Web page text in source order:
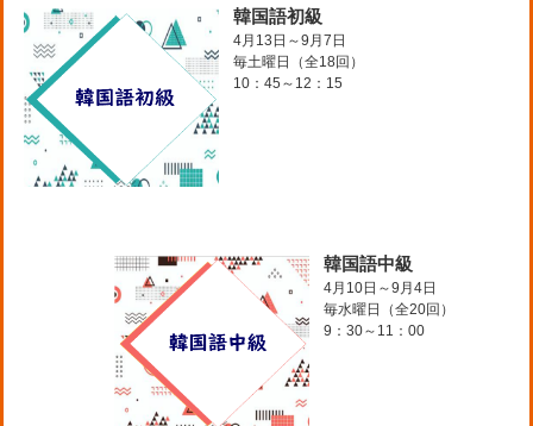
韓国語初級
4月13日～9月7日
毎土曜日（全18回）
10：45～12：15
韓国語中級
4月10日～9月4日
毎水曜日（全20回）
9：30～11：00